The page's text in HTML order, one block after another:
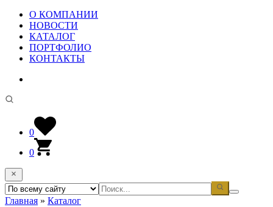
О КОМПАНИИ
НОВОСТИ
КАТАЛОГ
ПОРТФОЛИО
КОНТАКТЫ
0
0
Главная » Каталог